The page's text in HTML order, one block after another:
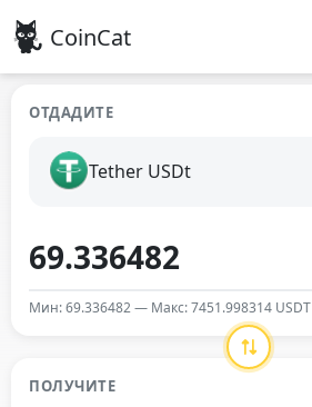
CoinCat
ОТДАДИТЕ
Tether USDt
Мин: 69.336482 — Макс: 7451.998314 USDT
ПОЛУЧИТЕ